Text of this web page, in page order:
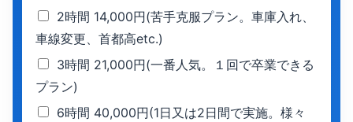
2時間 14,000円(苦手克服プラン。車庫入れ、
車線変更、首都高etc.)
3時間 21,000円(一番人気。１回で卒業できる
プラン)
6時間 40,000円(1日又は2日間で実施。様々